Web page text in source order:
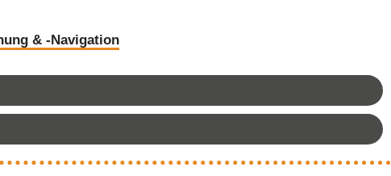
& -Navigation